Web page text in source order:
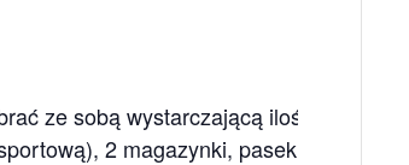
ze sobą wystarczającą ilość nabojów
2 magazynki, pasek